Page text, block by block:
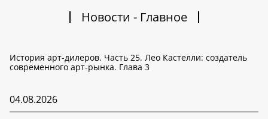
Новости - Главное
История арт-дилеров. Часть 25. Лео Кастелли: создатель
современного арт-рынка. Глава 3
04.08.2026